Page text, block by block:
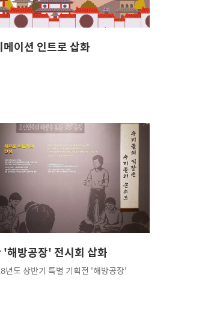
이션 인트로 삽화
'해방공장' 전시회 삽화
년도 상반기 특별 기획전 '해방공장'